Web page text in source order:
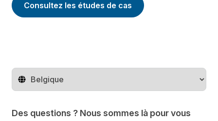
Consultez les études de cas
Changer de pays
Des questions ? Nous sommes là pour vous